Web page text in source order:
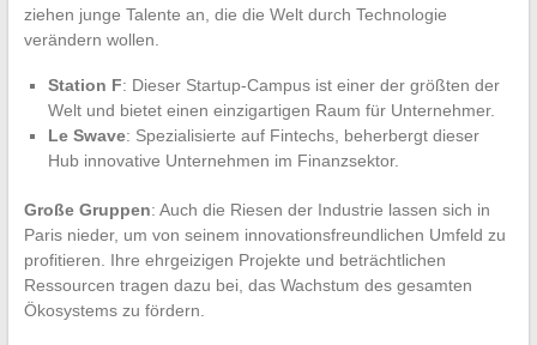
ziehen junge Talente an, die die Welt durch Technologie
verändern wollen.
Station F: Dieser Startup-Campus ist einer der größten der
Welt und bietet einen einzigartigen Raum für Unternehmer.
Le Swave: Spezialisierte auf Fintechs, beherbergt dieser
Hub innovative Unternehmen im Finanzsektor.
Große Gruppen: Auch die Riesen der Industrie lassen sich in
Paris nieder, um von seinem innovationsfreundlichen Umfeld zu
profitieren. Ihre ehrgeizigen Projekte und beträchtlichen
Ressourcen tragen dazu bei, das Wachstum des gesamten
Ökosystems zu fördern.